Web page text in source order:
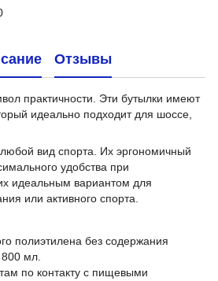
Отзывы
практичности. Эти бутылки имеют
идеально подходит для шоссе,
вид спорта. Их эргономичный
удобства при
идеальным вариантом для
или активного спорта.
полиэтилена без содержания
мл.
по контакту с пищевыми